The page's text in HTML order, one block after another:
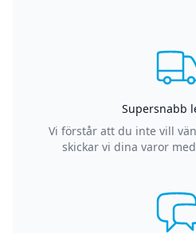
Supersnabb
Vi förstår att du inte vill
skickar vi dina varor